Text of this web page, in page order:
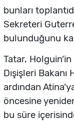
bunları
Sekreteri
bulunduğunu
Tatar,
Dışişleri Bakanı
ardından
öncesine
bu süre